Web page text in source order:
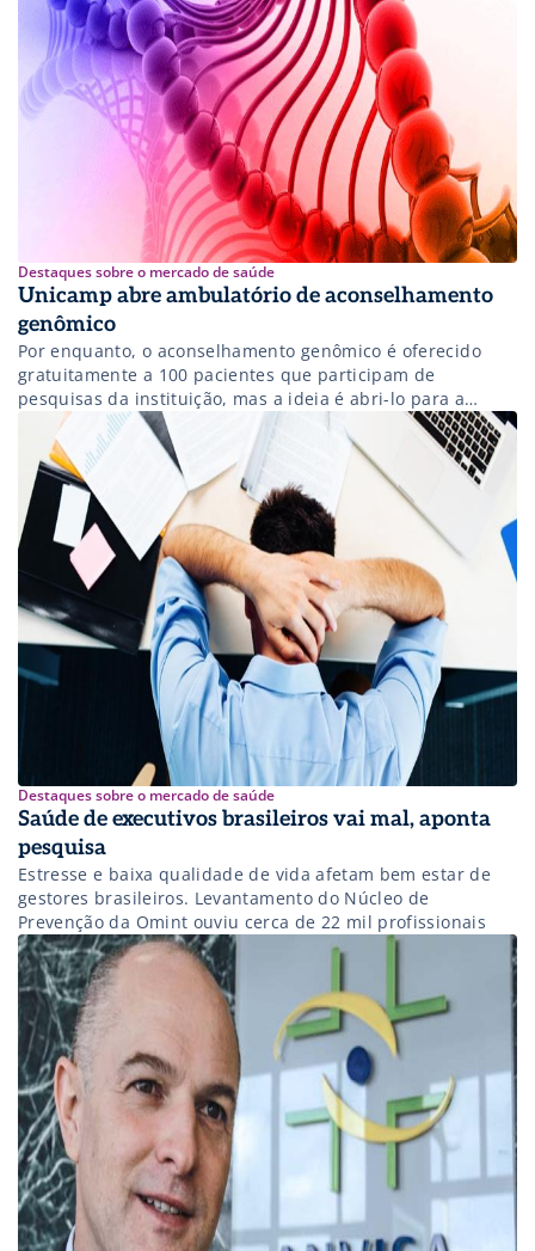
Destaques sobre o mercado de saúde
Unicamp abre ambulatório de aconselhamento
genômico
Por enquanto, o aconselhamento genômico é oferecido
gratuitamente a 100 pacientes que participam de
pesquisas da instituição, mas a ideia é abri-lo para a
população
Destaques sobre o mercado de saúde
Saúde de executivos brasileiros vai mal, aponta
pesquisa
Estresse e baixa qualidade de vida afetam bem estar de
gestores brasileiros. Levantamento do Núcleo de
Prevenção da Omint ouviu cerca de 22 mil profissionais